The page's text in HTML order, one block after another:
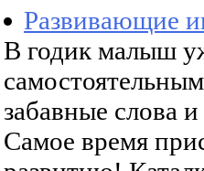
Развивающие
В годик малыш
забавные слова
Самое время